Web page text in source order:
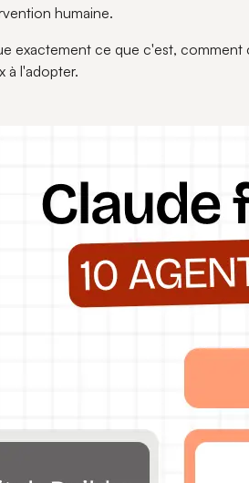
humaine.
exactement ce que c'est,
à l'adopter.